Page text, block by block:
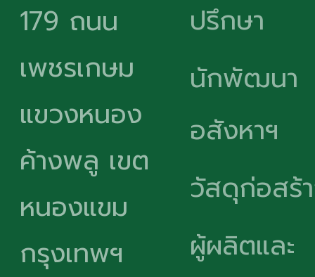
179 ถนน
เพชรเกษม
แขวงหนอง
ค้างพลู เขต
หนองแขม
กรุงเทพฯ
ปรึกษา
นักพัฒนา
อสังหาฯ
วัสดุก่อสร้
ผู้ผลิตและ